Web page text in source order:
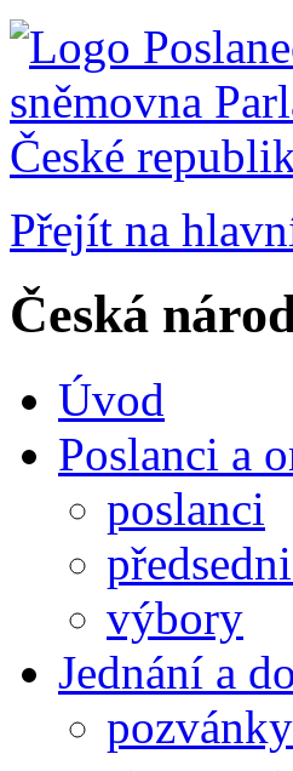
Přejít na
Česká
Úvod
Poslanci a
poslanci
výbory
Jednání a